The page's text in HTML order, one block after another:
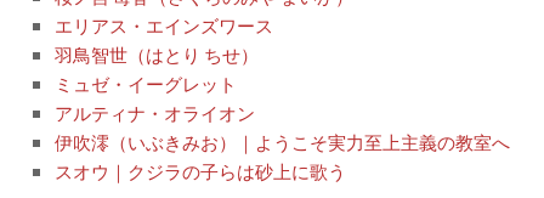
エリアス・エインズワース
羽鳥智世（はとり ちせ）
ミュゼ・イーグレット
アルティナ・オライオン
伊吹澪（いぶきみお）｜ようこそ実力至上主義の教室へ
スオウ｜クジラの子らは砂上に歌う